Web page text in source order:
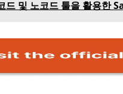
드 및 노코드 툴을 활용한